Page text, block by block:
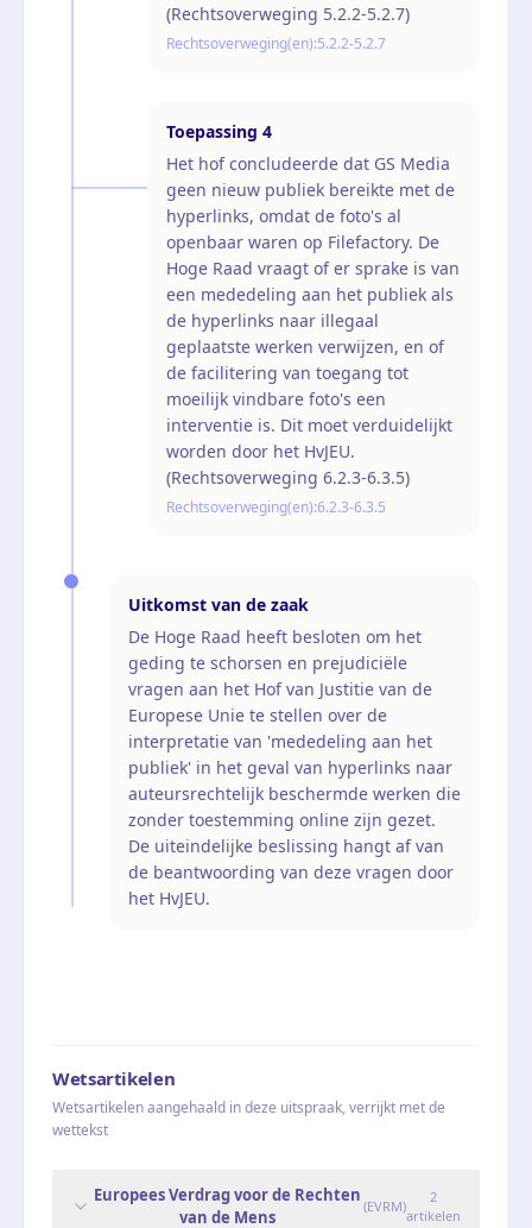
(Rechtsoverweging 5.2.2-5.2.7)
Rechtsoverweging(en):5.2.2-5.2.7
Toepassing 4
Het hof concludeerde dat GS Media
geen nieuw publiek bereikte met de
hyperlinks, omdat de foto's al
openbaar waren op Filefactory. De
Hoge Raad vraagt of er sprake is van
een mededeling aan het publiek als
de hyperlinks naar illegaal
geplaatste werken verwijzen, en of
de facilitering van toegang tot
moeilijk vindbare foto's een
interventie is. Dit moet verduidelijkt
worden door het HvJEU.
(Rechtsoverweging 6.2.3-6.3.5)
Rechtsoverweging(en):6.2.3-6.3.5
Uitkomst van de zaak
De Hoge Raad heeft besloten om het
geding te schorsen en prejudiciële
vragen aan het Hof van Justitie van de
Europese Unie te stellen over de
interpretatie van 'mededeling aan het
publiek' in het geval van hyperlinks naar
auteursrechtelijk beschermde werken die
zonder toestemming online zijn gezet.
De uiteindelijke beslissing hangt af van
de beantwoording van deze vragen door
het HvJEU.
Wetsartikelen
Wetsartikelen aangehaald in deze uitspraak, verrijkt met de
wettekst
Europees Verdrag voor de Rechten
van de Mens
(EVRM)
2
artikelen